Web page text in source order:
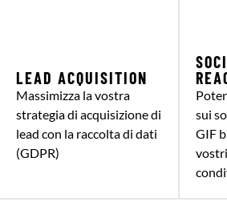
LEAD ACQUISITION
Massimizza la vostra
strategia di acquisizione di
lead con la raccolta di dati
(GDPR)
sui
GIF